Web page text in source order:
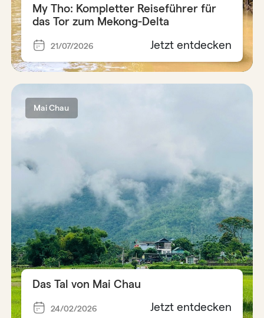
My Tho: Kompletter Reiseführer für
das Tor zum Mekong-Delta
21/07/2026 Jetzt entdecken
Mai Chau
Das Tal von Mai Chau
24/02/2026 Jetzt entdecken